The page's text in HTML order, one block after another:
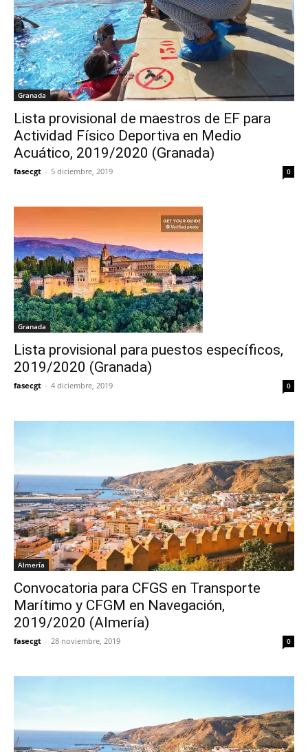
Granada
Lista provisional de maestros de EF para
Actividad Físico Deportiva en Medio
Acuático, 2019/2020 (Granada)
fasecgt - 5 diciembre, 2019 0
Granada
Lista provisional para puestos específicos,
2019/2020 (Granada)
fasecgt - 4 diciembre, 2019 0
Almería
Convocatoria para CFGS en Transporte
Marítimo y CFGM en Navegación,
2019/2020 (Almería)
fasecgt - 28 noviembre, 2019 0